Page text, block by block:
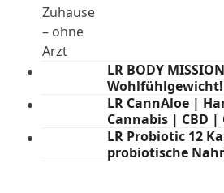
LR BODY
Wohlfühlgewicht!
LR CannAloe |
Cannabis | CBD
LR Probiotic 12
probiotische